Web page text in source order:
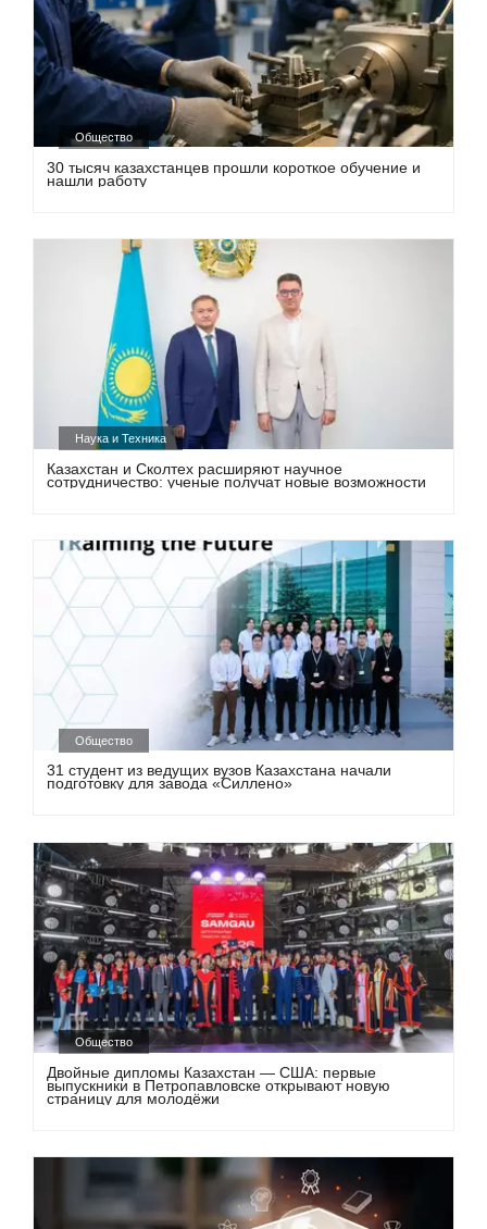
Общество
30 тысяч казахстанцев прошли короткое обучение и
нашли работу
Наука и Техника
Казахстан и Сколтех расширяют научное
сотрудничество: ученые получат новые возможности
Общество
31 студент из ведущих вузов Казахстана начали
подготовку для завода «Силлено»
Общество
Двойные дипломы Казахстан — США: первые
выпускники в Петропавловске открывают новую
страницу для молодёжи